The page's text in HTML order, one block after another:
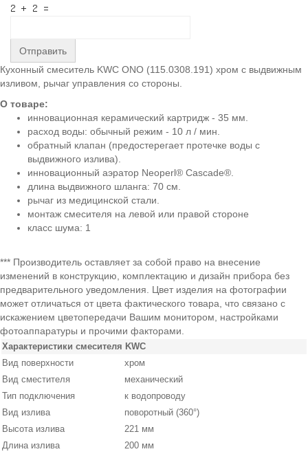
Отправить
Кухонный смеситель KWC ONO (115.0308.191) хром с выдвижным
изливом, рычаг управления со стороны.
О товаре:
инновационная керамический картридж - 35 мм.
расход воды: обычный режим - 10 л / мин.
обратный клапан (предостерегает протечке воды с
выдвижного излива).
инновационный аэратор Neoperl® Cascade®.
длина выдвижного шланга: 70 см.
рычаг из медицинской стали.
монтаж смесителя на левой или правой стороне
класс шума: 1
*** Производитель оставляет за собой право на внесение
изменений в конструкцию, комплектацию и дизайн прибора без
предварительного уведомления. Цвет изделия на фотографии
может отличаться от цвета фактического товара, что связано с
искажением цветопередачи Вашим монитором, настройками
фотоаппаратуры и прочими факторами.
Характеристики смесителя KWC
Вид поверхности
хром
Вид сместителя
механический
Тип подключения
к водопроводу
Вид излива
поворотный (360°)
Высота излива
221 мм
Длина излива
200 мм